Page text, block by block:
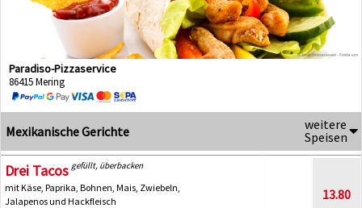
Paradiso-Pizzaservice
86415 Mering
Mexikanische Gerichte
weitere
Speisen
Drei Tacos gefüllt, überbacken
mit Käse, Paprika, Bohnen, Mais, Zwiebeln,
Jalapenos und Hackfleisch
13.80